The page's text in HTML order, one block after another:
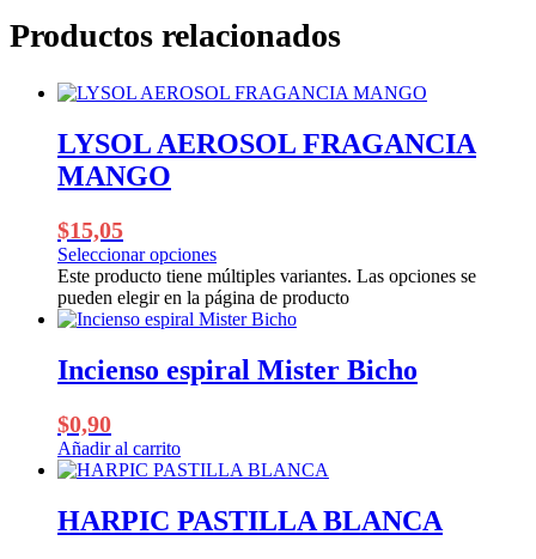
Productos relacionados
LYSOL AEROSOL FRAGANCIA
MANGO
$15,05
Seleccionar opciones
Este producto tiene múltiples variantes. Las opciones se
pueden elegir en la página de producto
Incienso espiral Mister Bicho
$0,90
Añadir al carrito
HARPIC PASTILLA BLANCA